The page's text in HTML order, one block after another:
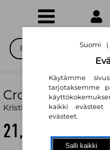
Crochet Like a
Kristina Tamuleviciute
21,80 €
Suomi |
Käytämme
tarjotaksemme
kaikki evästeet
evästeet.
Salli kaikki